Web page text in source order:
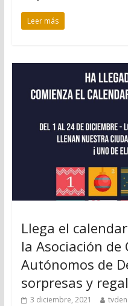
Leer más
Llega el
la Asociación de
Autónomos de
sorpresas y
3 diciembre, 2021